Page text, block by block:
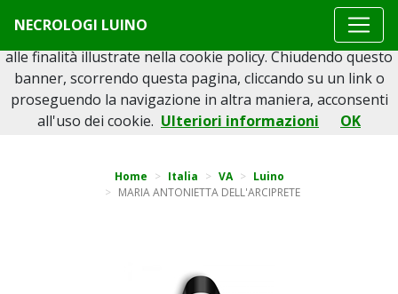
NECROLOGI LUINO
Torna indietro
Home Italia VA
Luino
MARIA ANTONIETTA DELL'ARCIPRETE
Questo sito o gli strumenti terzi da questo utilizzati si
avvalgono di cookie necessari al funzionamento ed utili
alle finalità illustrate nella cookie policy. Chiudendo questo
banner, scorrendo questa pagina, cliccando su un link o
proseguendo la navigazione in altra maniera, acconsenti
all'uso dei cookie. Ulteriori informazioni OK